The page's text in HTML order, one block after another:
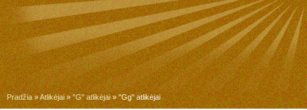
Pradžia»Atlikėjai»"G" atlikėjai» "Gg" atlikėjai